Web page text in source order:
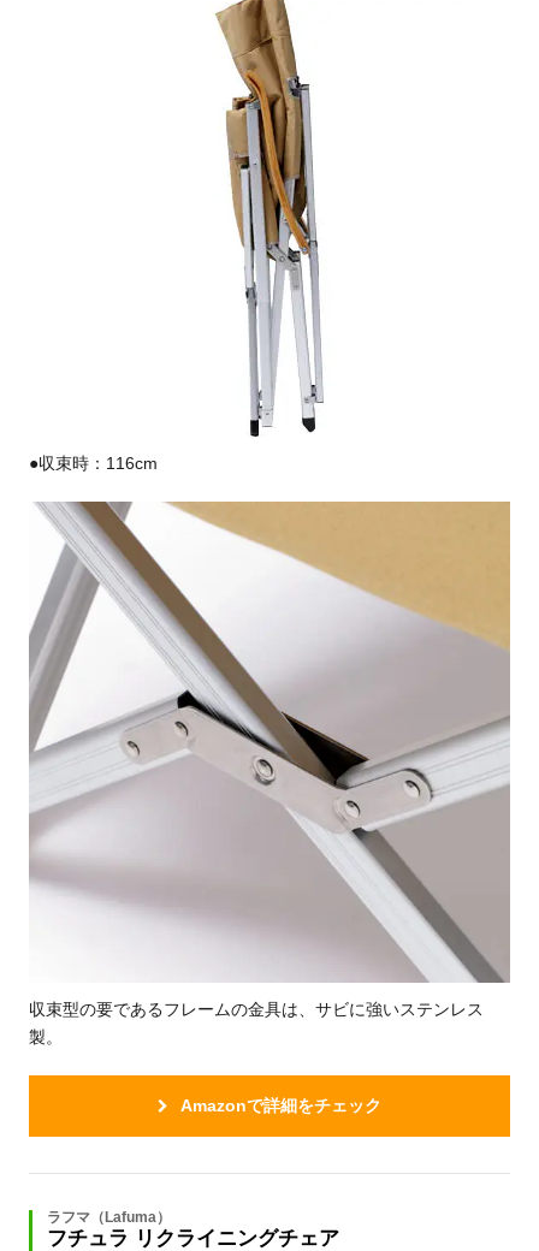
●収束時：116cm
収束型の要であるフレームの金具は、サビに強いステンレス
製。
Amazonで詳細をチェック
ラフマ（Lafuma）
フチュラ リクライニングチェア